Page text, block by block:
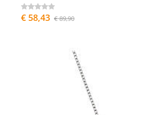
€ 58,43 € 89,90